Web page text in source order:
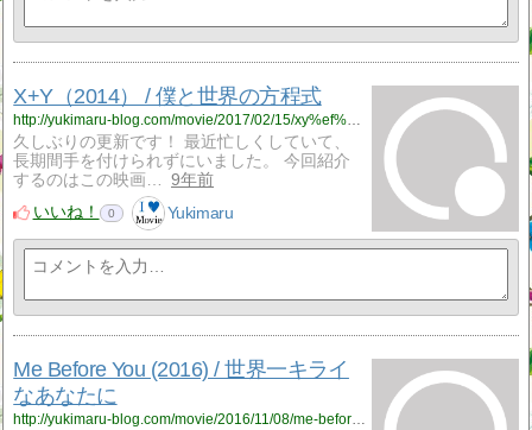
X+Y（2014） / 僕と世界の方程式
http://yukimaru-blog.com/movie/2017/02/15/xy%ef%bc%882014%ef%bc%89-%e5%83%95%e3%81%a8%e4%b8%96%e7%95%8c%e3%81%ae%e6%96%b9%e7%a8%8b%e5%bc%8f/
久しぶりの更新です！ 最近忙しくしていて、
長期間手を付けられずにいました。 今回紹介
するのはこの映画…
9年前
いいね！
0 Yukimaru
Me Before You (2016) / 世界一キライ
なあなたに
http://yukimaru-blog.com/movie/2016/11/08/me-before-you-2016-%e4%b8%96%e7%95%8c%e4%b8%80%e3%82%ad%e3%83%a9%e3%82%a4%e3%81%aa%e3%81%82%e3%81%aa%e3%81%9f%e3%81%ab/